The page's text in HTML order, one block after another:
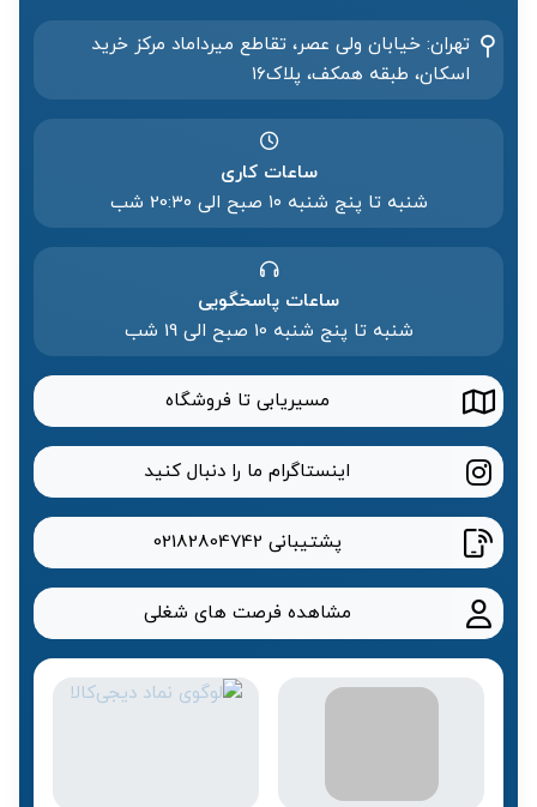
تهران: خیابان ولی عصر، تقاطع میرداماد مرکز خرید‌
اسکان، طبقه همکف، پلاک۱۶
ساعات کاری
شنبه تا پنج شنبه ۱۰ صبح الی 20:۳۰ شب
ساعات پاسخگویی
شنبه تا پنج شنبه 10 صبح الی 19 شب
مسیریابی تا فروشگاه
اینستاگرام ما را دنبال کنید
پشتیبانی 02182804742
مشاهده فرصت های شغلی